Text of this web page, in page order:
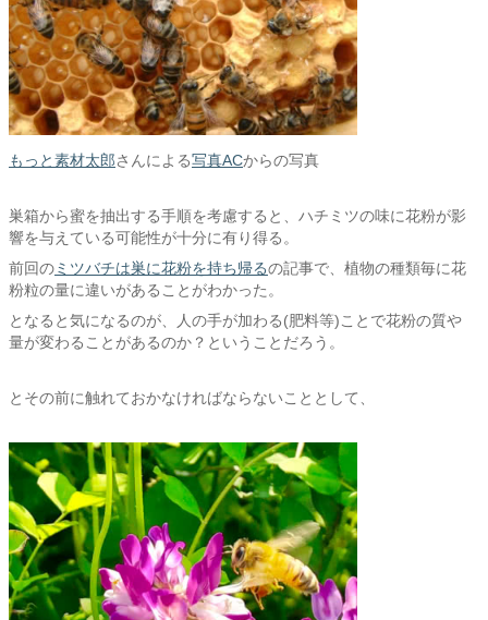
もっと素材太郎さんによる写真ACからの写真
巣箱から蜜を抽出する手順を考慮すると、ハチミツの味に花粉が影
響を与えている可能性が十分に有り得る。
前回のミツバチは巣に花粉を持ち帰るの記事で、植物の種類毎に花
粉粒の量に違いがあることがわかった。
となると気になるのが、人の手が加わる(肥料等)ことで花粉の質や
量が変わることがあるのか？ということだろう。
とその前に触れておかなければならないこととして、